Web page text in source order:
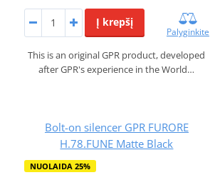
Į krepšį
Palyginkite
This is an original GPR product, developed
after GPR's experience in the World…
Bolt-on silencer GPR FURORE
H.78.FUNE Matte Black
NUOLAIDA 25%